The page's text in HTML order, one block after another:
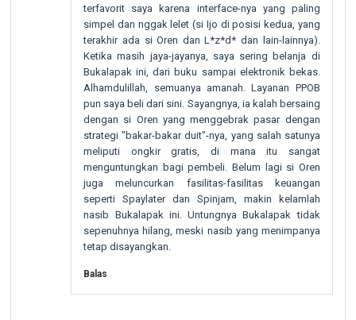
terfavorit saya karena interface-nya yang paling
simpel dan nggak lelet (si Ijo di posisi kedua, yang
terakhir ada si Oren dan L*z*d* dan lain-lainnya).
Ketika masih jaya-jayanya, saya sering belanja di
Bukalapak ini, dari buku sampai elektronik bekas.
Alhamdulillah, semuanya amanah. Layanan PPOB
pun saya beli dari sini. Sayangnya, ia kalah bersaing
dengan si Oren yang menggebrak pasar dengan
strategi "bakar-bakar duit"-nya, yang salah satunya
meliputi ongkir gratis, di mana itu sangat
menguntungkan bagi pembeli. Belum lagi si Oren
juga meluncurkan fasilitas-fasilitas keuangan
seperti Spaylater dan Spinjam, makin kelamlah
nasib Bukalapak ini. Untungnya Bukalapak tidak
sepenuhnya hilang, meski nasib yang menimpanya
tetap disayangkan.
Balas